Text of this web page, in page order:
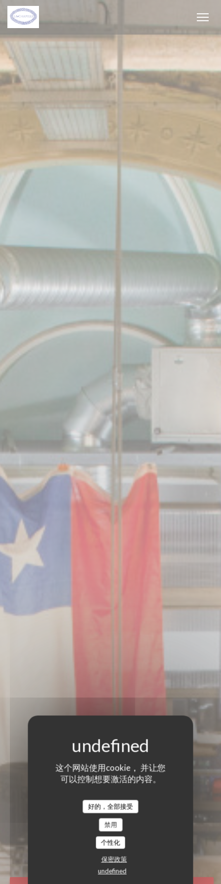
Cookie管理面板
这个网站使用cookie， 并让您
可以控制想要激活的内容。
好的，全部接受
禁用
个性化
保密政策
undefined
LA CHAPELLE GRENOBLE
世界美食餐厅|GRENOBLE